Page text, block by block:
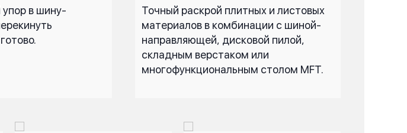
упор в шину-
Точный раскрой плитных и листовых
материалов в комбинации с шиной-
направляющей, дисковой пилой,
складным верстаком или
многофункциональным столом MFT.